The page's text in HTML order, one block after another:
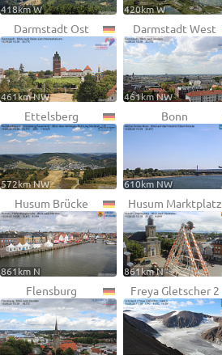
418km W 420km W
Darmstadt Ost
461km NW
Darmstadt West
461km NW
Ettelsberg
572km NW
Bonn
610km NW
Husum Brücke
861km N
Husum Marktplatz
861km N
Flensburg Freya Gletscher 2